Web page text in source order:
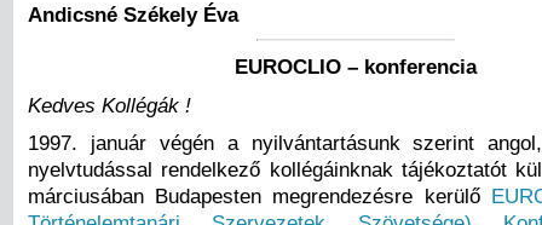
Andicsné Székely Éva
EUROCLIO – konferencia
Kedves Kollégák !
1997. január végén a nyilvántartásunk szerint
nyelvtudással rendelkező kollégáinknak tájékoztatót
márciusában Budapesten megrendezésre kerülő